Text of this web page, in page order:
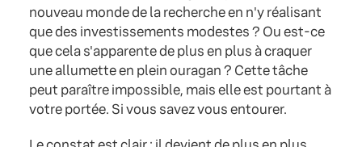
nouveau monde de la recherche en n'y réalisant
que des investissements modestes ? Ou est-ce
que cela s'apparente de plus en plus à craquer
une allumette en plein ouragan ? Cette tâche
peut paraître impossible, mais elle est pourtant à
votre portée. Si vous savez vous entourer.